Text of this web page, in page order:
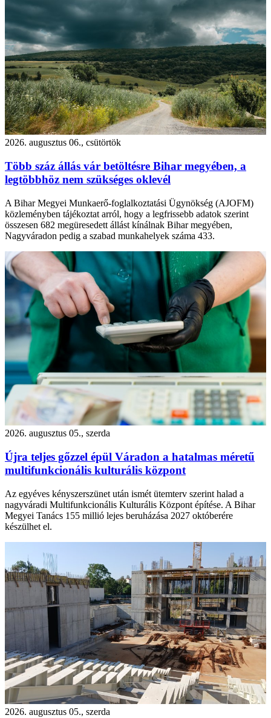
2026. augusztus 06., csütörtök
Több száz állás vár betöltésre Bihar megyében, a
legtöbbhöz nem szükséges oklevél
A Bihar Megyei Munkaerő-foglalkoztatási Ügynökség (AJOFM)
közleményben tájékoztat arról, hogy a legfrissebb adatok szerint
összesen 682 megüresedett állást kínálnak Bihar megyében,
Nagyváradon pedig a szabad munkahelyek száma 433.
2026. augusztus 05., szerda
Újra teljes gőzzel épül Váradon a hatalmas méretű
multifunkcionális kulturális központ
Az egyéves kényszerszünet után ismét ütemterv szerint halad a
nagyváradi Multifunkcionális Kulturális Központ építése. A Bihar
Megyei Tanács 155 millió lejes beruházása 2027 októberére
készülhet el.
2026. augusztus 05., szerda